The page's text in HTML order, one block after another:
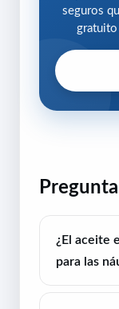
seguros
gratuito
¿El aceite
para las